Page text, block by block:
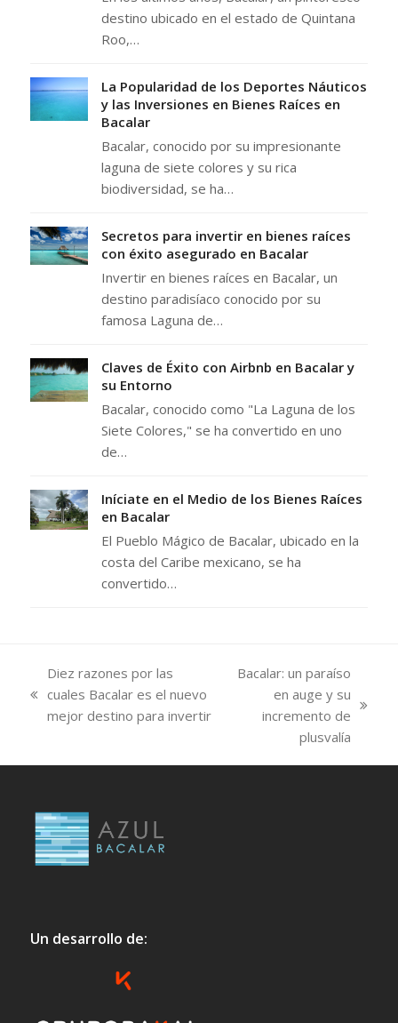
destino ubicado en el estado de Quintana
Roo,…
La Popularidad de los Deportes Náuticos
y las Inversiones en Bienes Raíces en
Bacalar
Bacalar, conocido por su impresionante
laguna de siete colores y su rica
biodiversidad, se ha…
Secretos para invertir en bienes raíces
con éxito asegurado en Bacalar
Invertir en bienes raíces en Bacalar, un
destino paradisíaco conocido por su
famosa Laguna de…
Claves de Éxito con Airbnb en Bacalar y
su Entorno
Bacalar, conocido como "La Laguna de los
Siete Colores," se ha convertido en uno
de…
Iníciate en el Medio de los Bienes Raíces
en Bacalar
El Pueblo Mágico de Bacalar, ubicado en la
costa del Caribe mexicano, se ha
convertido…
previous
post:
Diez razones por las
cuales Bacalar es el nuevo
mejor destino para invertir
Bacalar: un paraíso
en auge y su
incremento de
plusvalía
Un desarrollo de: